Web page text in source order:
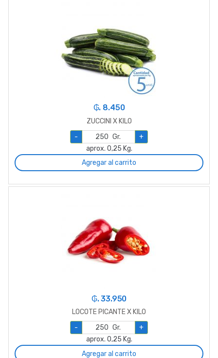
₲. 8.450
ZUCCINI X KILO
-
Gr.
+
aprox. 0,25 Kg.
Agregar al carrito
₲. 33.950
LOCOTE PICANTE X KILO
-
Gr.
+
aprox. 0,25 Kg.
Agregar al carrito